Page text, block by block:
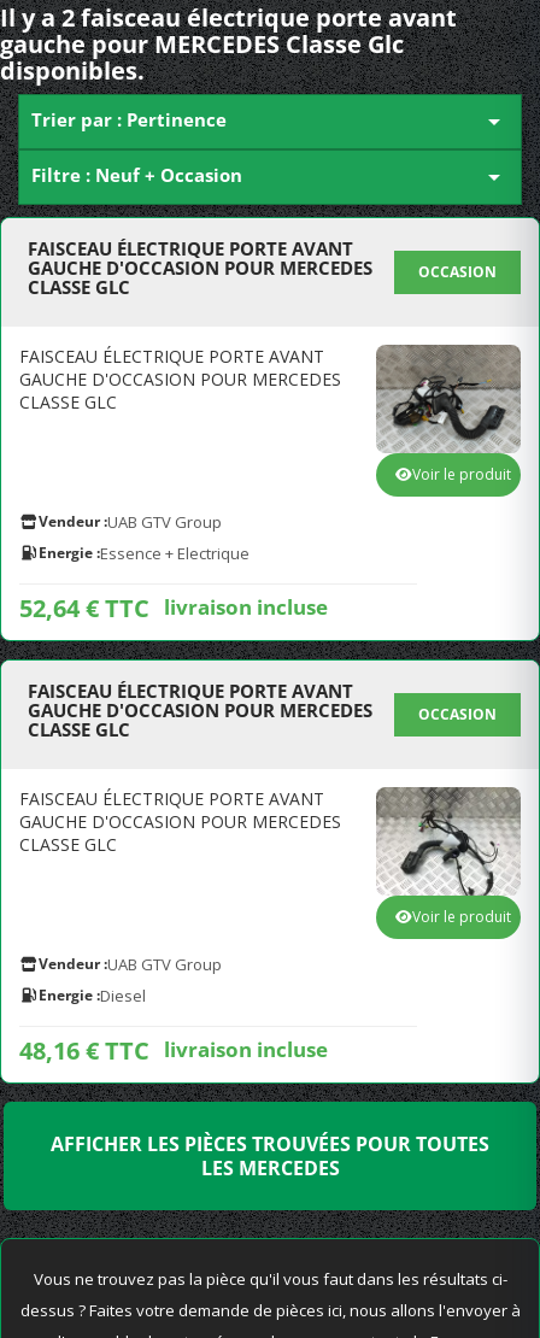
Il y a 2 faisceau électrique porte avant
gauche pour MERCEDES Classe Glc
disponibles.
Trier par : Pertinence 
Filtre : Neuf + Occasion 
FAISCEAU ÉLECTRIQUE PORTE AVANT
GAUCHE D'OCCASION POUR MERCEDES
CLASSE GLC
OCCASION
FAISCEAU ÉLECTRIQUE PORTE AVANT
GAUCHE D'OCCASION POUR MERCEDES
CLASSE GLC
Vendeur :UAB GTV Group
Energie :Essence + Electrique
52,64 € TTC livraison incluse
Voir le produit
FAISCEAU ÉLECTRIQUE PORTE AVANT
GAUCHE D'OCCASION POUR MERCEDES
CLASSE GLC
OCCASION
FAISCEAU ÉLECTRIQUE PORTE AVANT
GAUCHE D'OCCASION POUR MERCEDES
CLASSE GLC
Vendeur :UAB GTV Group
Energie :Diesel
48,16 € TTC livraison incluse
Voir le produit
AFFICHER LES PIÈCES TROUVÉES POUR TOUTES
LES MERCEDES
Vous ne trouvez pas la pièce qu'il vous faut dans les résultats ci-
dessus ? Faites votre demande de pièces ici, nous allons l'envoyer à